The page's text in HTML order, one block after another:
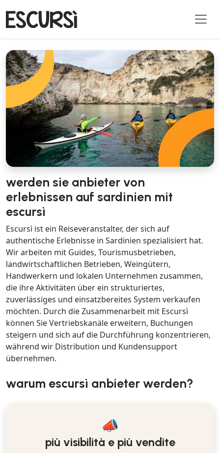
werden sie anbieter von
erlebnissen auf sardinien mit
escursì
Escursì ist ein Reiseveranstalter, der sich auf
authentische Erlebnisse in Sardinien spezialisiert hat.
Wir arbeiten mit Guides, Tourismusbetrieben,
landwirtschaftlichen Betrieben, Weingütern,
Handwerkern und lokalen Unternehmen zusammen,
die ihre Aktivitäten über ein strukturiertes,
zuverlässiges und einsatzbereites System verkaufen
möchten. Durch die Zusammenarbeit mit Escursì
können Sie Vertriebskanäle erweitern, Buchungen
steigern und sich auf die Durchführung konzentrieren,
während wir Distribution und Kundensupport
übernehmen.
warum escursì anbieter werden?
📣
più visibilità e più vendite